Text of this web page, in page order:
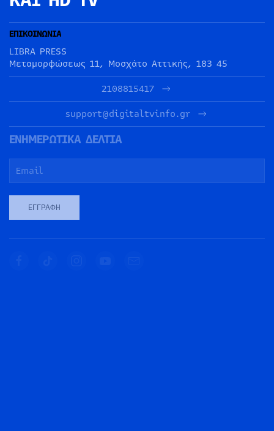
ΕΠΙΚΟΙΝΩΝΙΑ
LIBRA PRESS
Μεταμορφώσεως 11, Μοσχάτο Αττικής, 183 45
2108815417
support@digitaltvinfo.gr
ΕΝΗΜΕΡΩΤΙΚΑ ΔΕΛΤΙΑ
ΕΓΓΡΑΦΉ